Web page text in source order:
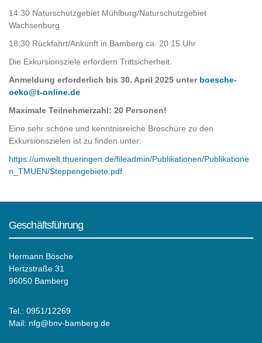
14:30 Naturschutzgebiet Mühlburg/Naturschutzgebiet
Wachsenburg
18:30 Rückfahrt/Ankunft in Bamberg ca. 20:15 Uhr
Die Exkursionsziele erfordern Trittsicherheit.
Anmeldung erforderlich bis 30. April 2025 unter boesche-
oeko@t-online.de
Maximale Teilnehmerzahl: 20 Personen!
Eine sehr schöne und kenntnisreiche Broschüre zu den
Exkursionszielen ist zu finden unter:
https://umwelt.thueringen.de/fileadmin/Publikationen/Publikatione
n_TMUEN/Steppengebiete.pdf
Geschäftsführung
Hermann Bösche
Hertzstraße 31
96050 Bamberg
Tel.: 0951/12269
Mail: nfg@bnv-bamberg.de